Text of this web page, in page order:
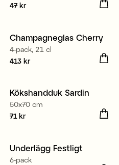
Pris:
47 kr
Champagneglas Cherry
4-pack, 21 cl
Pris :413 kr
413 kr
Kökshandduk Sardin
50x70 cm
Pris:
71 kr
Underlägg Festligt
6-pack